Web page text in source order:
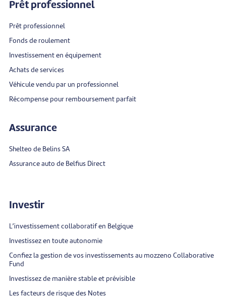
Prêt professionnel
Prêt professionnel
Fonds de roulement
Investissement en équipement
Achats de services
Véhicule vendu par un professionnel
Récompense pour remboursement parfait
Assurance
Shelteo de Belins SA
Assurance auto de Belfius Direct
Investir
L’investissement collaboratif en Belgique
Investissez en toute autonomie
Confiez la gestion de vos investissements au mozzeno Collaborative
Fund
Investissez de manière stable et prévisible
Les facteurs de risque des Notes